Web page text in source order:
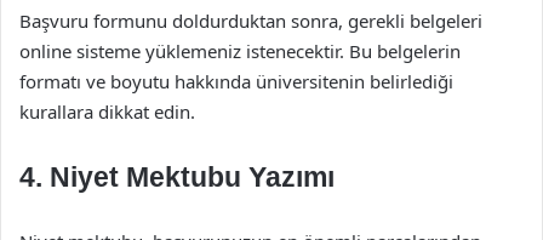
Başvuru formunu doldurduktan sonra, gerekli belgeleri
online sisteme yüklemeniz istenecektir. Bu belgelerin
formatı ve boyutu hakkında üniversitenin belirlediği
kurallara dikkat edin.
4. Niyet Mektubu Yazımı